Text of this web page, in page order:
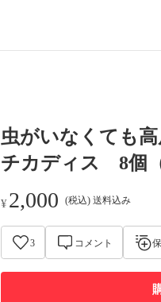
虫がいなくても
チカディス 8個（
¥ 2,000 (税込) 送料込み
3 コメント